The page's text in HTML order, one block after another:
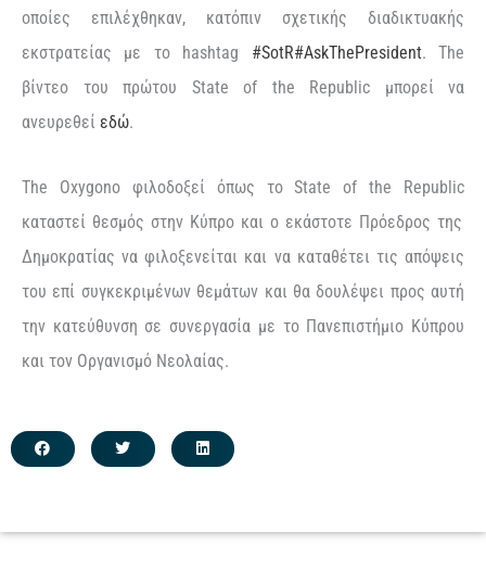
οποίες επιλέχθηκαν, κατόπιν σχετικής διαδικτυακής
εκστρατείας με το hashtag #SotR#AskThePresident. The
βίντεο
του πρώτου State of the Republic
μπορεί να
ανευρεθεί εδώ.
The Oxygonoφιλοδοξεί όπως τοState of the Republic
καταστεί θεσμός στην Κύπρο και ο εκάστοτε Πρόεδρος της
Δημοκρατίας να φιλοξενείται και να καταθέτει τις απόψεις
του επί συγκεκριμένων θεμάτων και θα δουλέψει προς αυτή
την κατεύθυνση σε συνεργασία με το Πανεπιστήμιο Κύπρου
και τον Οργανισμό Νεολαίας.